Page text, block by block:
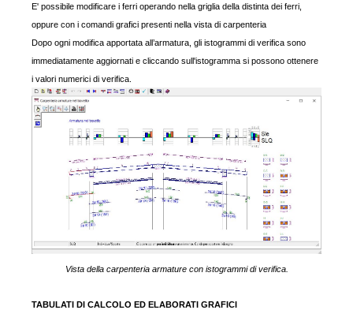
E' possibile modificare i ferri operando nella griglia della distinta dei ferri,
oppure con i comandi grafici presenti nella vista di carpenteria
Dopo ogni modifica apportata all’armatura, gli istogrammi di verifica sono
immediatamente aggiornati e cliccando sull'istogramma si possono ottenere
i valori numerici di verifica
Vista della carpenteria armature con istogrammi di verifica.
TABULATI DI CALCOLO ED ELABORATI GRAFICI